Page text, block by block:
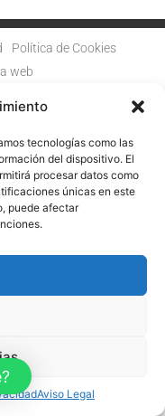
tecnologías como las
del dispositivo. El
procesar datos como
únicas en este
puede afectar
Aviso Legal
Política de Cookies
web
(EU) DEL
Y RESILENCIA
derechos reservados.